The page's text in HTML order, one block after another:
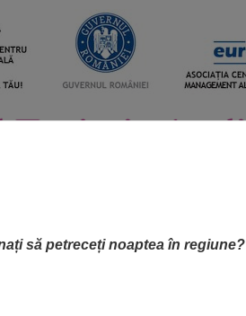
să petreceți noaptea în regiune?